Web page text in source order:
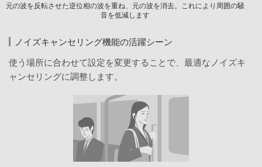
元の波を反転させた逆位相の波を重ね、元の波を消去。これにより周囲の騒
音を低減します
ノイズキャンセリング機能の活躍シーン
使う場所に合わせて設定を変更することで、最適なノイズキ
ャンセリングに調整します。